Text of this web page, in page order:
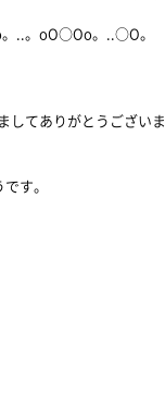
..。oO○Oo。..○O。
してありがとうございま
す。